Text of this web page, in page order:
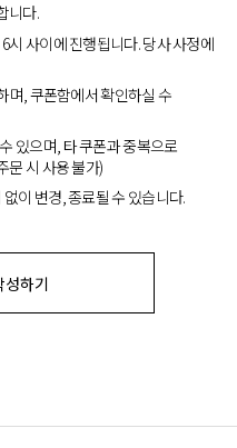
니다.
시 사이에 진행됩니다. 당사 사정에
며, 쿠폰함에서 확인하실 수
있으며, 타 쿠폰과 중복으로
문 시 사용 불가)
이 변경, 종료될 수 있습니다.
성하기